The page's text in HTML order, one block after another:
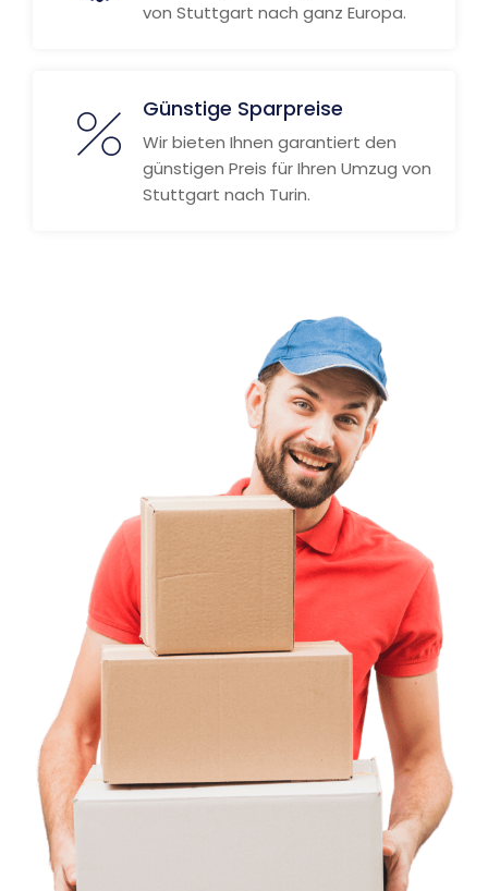
von Stuttgart nach ganz Europa.
Günstige Sparpreise
Wir bieten Ihnen garantiert den
günstigen Preis für Ihren Umzug von
Stuttgart nach Turin.